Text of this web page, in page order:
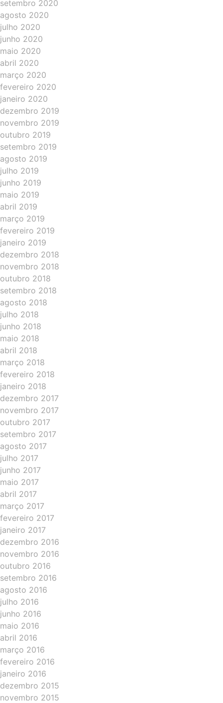
setembro 2020
agosto 2020
julho 2020
junho 2020
maio 2020
abril 2020
março 2020
fevereiro 2020
janeiro 2020
dezembro 2019
novembro 2019
outubro 2019
setembro 2019
agosto 2019
julho 2019
junho 2019
maio 2019
abril 2019
março 2019
fevereiro 2019
janeiro 2019
dezembro 2018
novembro 2018
outubro 2018
setembro 2018
agosto 2018
julho 2018
junho 2018
maio 2018
abril 2018
março 2018
fevereiro 2018
janeiro 2018
dezembro 2017
novembro 2017
outubro 2017
setembro 2017
agosto 2017
julho 2017
junho 2017
maio 2017
abril 2017
março 2017
fevereiro 2017
janeiro 2017
dezembro 2016
novembro 2016
outubro 2016
setembro 2016
agosto 2016
julho 2016
junho 2016
maio 2016
abril 2016
março 2016
fevereiro 2016
janeiro 2016
dezembro 2015
novembro 2015